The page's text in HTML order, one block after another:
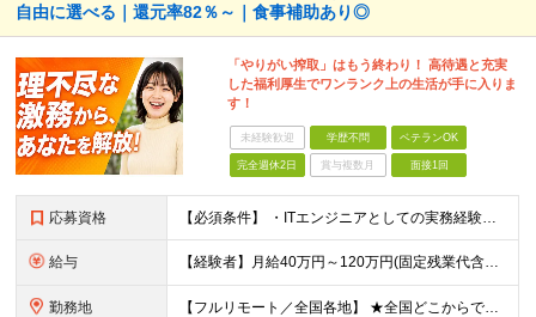
自由に選べる｜還元率82％～｜食事補助あり◎
「やりがい搾取」はもう終わり！ 高待遇と充実
した福利厚生でワンランク上の生活が手に入りま
す！
未経験歓迎 学歴不問 ベテランOK
完全週休2日 賞与複数月 面接1回
応募資格 【必須条件】 ・ITエンジニアとしての実務経験が1年以上ある方 ※開発・インフラ・運用保守など分野・フェーズは不問！ ※学歴不問 【歓迎条件】 ・基本設計、詳細設計などの経験がある方 ・AWS, G
給与 【経験者】月給40万円～120万円(固定残業代含む)+各種手当 ※月給には、みなし残業手当(月30時間／5万8,000円～15万7,000円)を含みます ※上記を超える時間外労働分は追加で支給します
勤務地 【フルリモート／全国各地】 ★全国どこからでも参画可能！フルリモート案件も多数！ ※プロジェクトは100%選択制。あなたの希望を最優先します。 ※フルリモート、ハイブリッド、常駐案件から自由に選択可能